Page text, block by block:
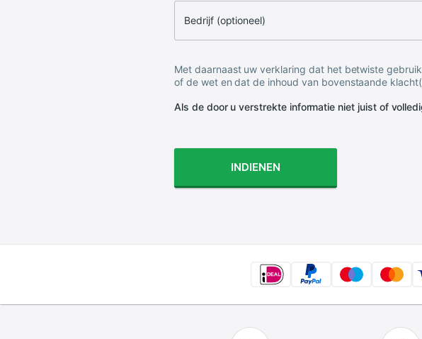
Bedrijf (optioneel)
Met daarnaast uw verklaring dat het betwiste
of de wet en dat de inhoud van bovenstaande
Als de door u verstrekte informatie niet juist of
INDIENEN